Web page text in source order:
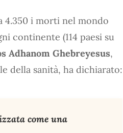
4.350 i morti nel mondo
continente (114 paesi su
Adhanom Ghebreyesus,
della sanità, ha dichiarato:
come una